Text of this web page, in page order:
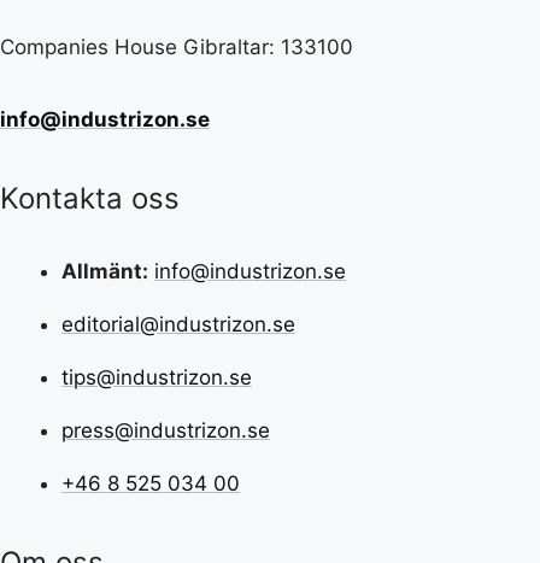
Companies House Gibraltar: 133100
info@industrizon.se
Kontakta oss
Allmänt: info@industrizon.se
editorial@industrizon.se
tips@industrizon.se
press@industrizon.se
+46 8 525 034 00